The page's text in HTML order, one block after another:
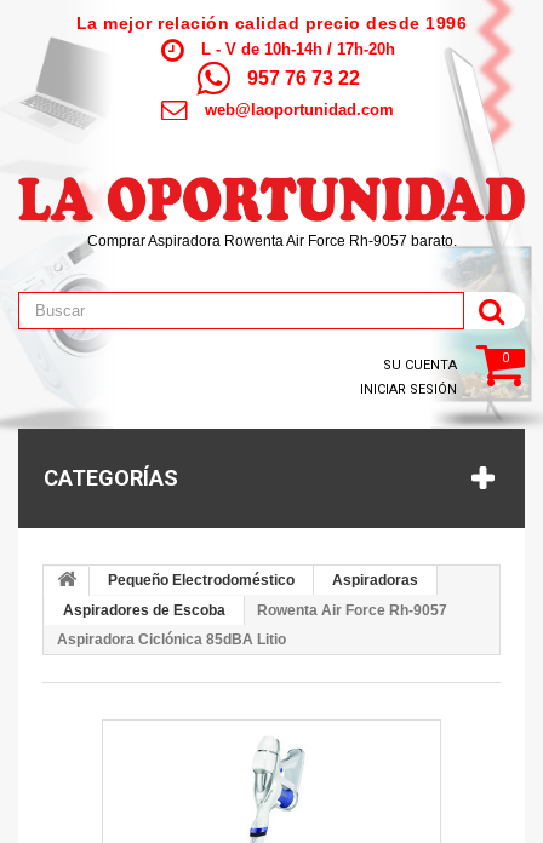
La mejor relación calidad precio desde 1996
L - V de 10h-14h / 17h-20h
957 76 73 22
web@laoportunidad.com
Comprar Aspiradora Rowenta Air Force Rh-9057 barato.
0
SU CUENTA
INICIAR SESIÓN
CATEGORÍAS
Pequeño Electrodoméstico
Aspiradoras
Aspiradores de Escoba
Rowenta Air Force Rh-9057
Aspiradora Ciclónica 85dBA Litio